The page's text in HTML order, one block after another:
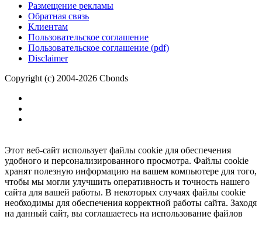
Размещение рекламы
Обратная связь
Клиентам
Пользовательское соглашение
Пользовательское соглашение (pdf)
Disclaimer
Copyright (c) 2004-2026 Cbonds
Этот веб-сайт использует файлы cookie для обеспечения
удобного и персонализированного просмотра. Файлы cookie
хранят полезную информацию на вашем компьютере для того,
чтобы мы могли улучшить оперативность и точность нашего
сайта для вашей работы. В некоторых случаях файлы cookie
необходимы для обеспечения корректной работы сайта. Заходя
на данный сайт, вы соглашаетесь на использование файлов